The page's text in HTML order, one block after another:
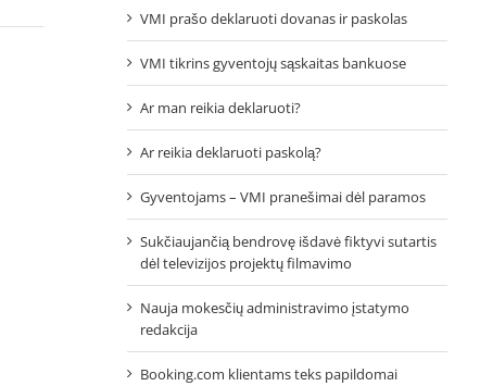
VMI prašo deklaruoti dovanas ir paskolas
VMI tikrins gyventojų sąskaitas bankuose
Ar man reikia deklaruoti?
Ar reikia deklaruoti paskolą?
Gyventojams – VMI pranešimai dėl paramos
Sukčiaujančią bendrovę išdavė fiktyvi sutartis
dėl televizijos projektų filmavimo
Nauja mokesčių administravimo įstatymo
redakcija
Booking.com klientams teks papildomai